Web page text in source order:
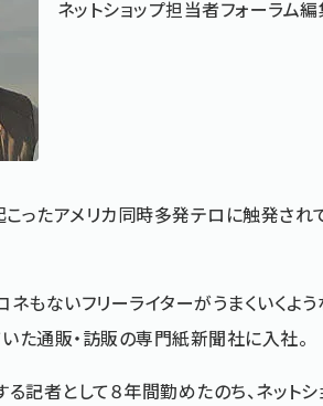
ネットショップ担当者フォーラム
ったアメリカ同時多発テロに触発され
ネもないフリーライターがうまくいくよ
た通販・訪販の専門紙新聞社に入社。
記者として８年間勤めたのち、ネット